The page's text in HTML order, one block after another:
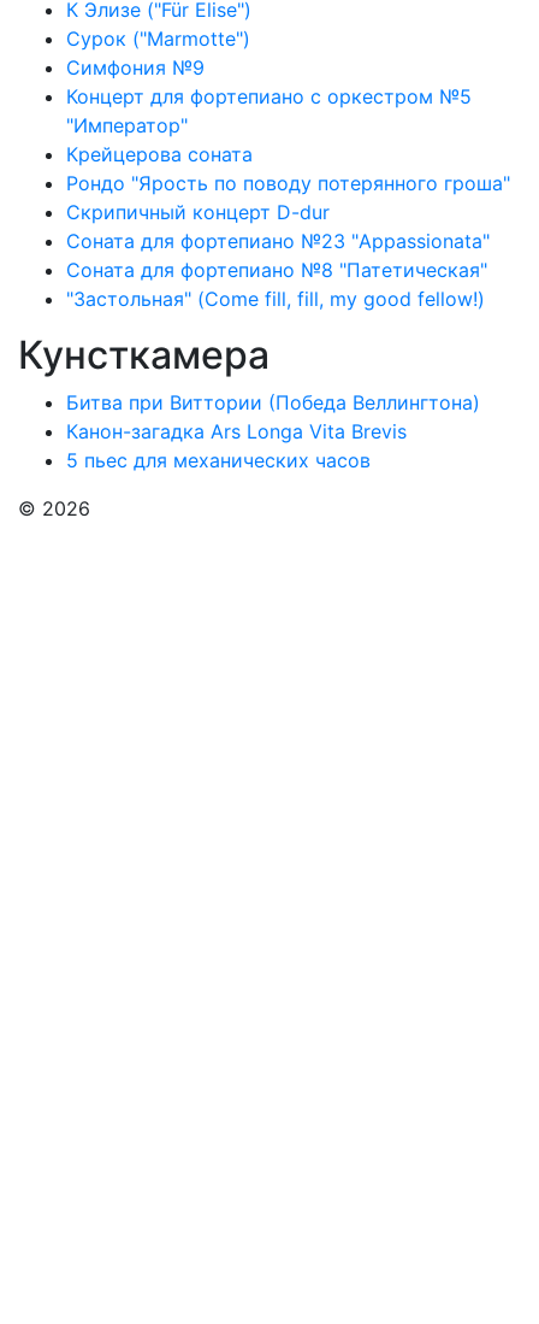
К Элизе ("Für Elise")
Сурок ("Marmotte")
Симфония №9
Концерт для фортепиано с оркестром №5
"Император"
Крейцерова соната
Рондо "Ярость по поводу потерянного гроша"
Скрипичный концерт D-dur
Соната для фортепиано №23 "Appassionata"
Соната для фортепиано №8 "Патетическая"
"Застольная" (Come fill, fill, my good fellow!)
Кунсткамера
Битва при Виттории (Победа Веллингтона)
Канон-загадка Ars Longa Vita Brevis
5 пьес для механических часов
© 2026